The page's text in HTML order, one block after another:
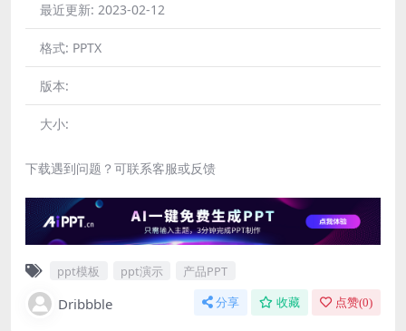
最近更新: 2023-02-12
格式: PPTX
版本:
大小:
下载遇到问题？可联系客服或反馈
ppt模板 ppt演示 产品PPT
Dribbble 分享 收藏 点赞(0)